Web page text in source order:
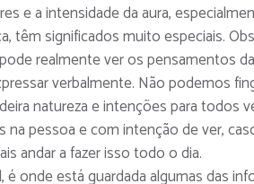
e a intensidade da aura,
têm significados muito especiais.
realmente ver os pensamentos
verbalmente. Não podemos
natureza e intenções para todos
pessoa e com intenção de ver,
andar a fazer isso todo o dia.
é onde está guardada algumas das